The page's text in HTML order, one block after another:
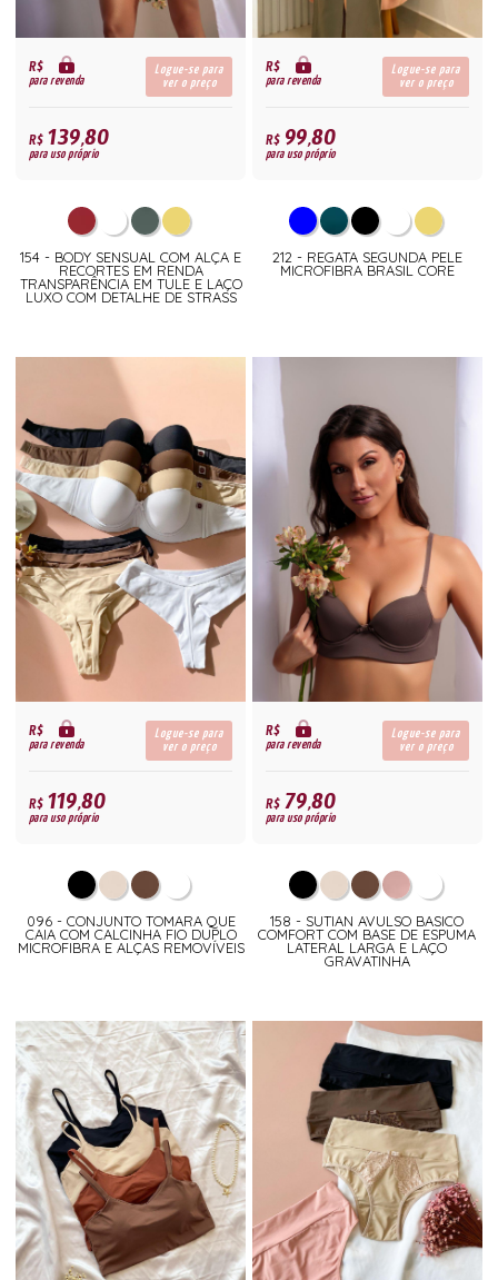
R$
para revenda
Logue-se para
ver o preço
R$139,80
para uso próprio
154 - BODY SENSUAL COM ALÇA E
RECORTES EM RENDA
TRANSPARÊNCIA EM TULE E LAÇO
LUXO COM DETALHE DE STRASS
R$
para revenda
Logue-se para
ver o preço
R$99,80
para uso próprio
212 - REGATA SEGUNDA PELE
MICROFIBRA BRASIL CORE
R$
para revenda
Logue-se para
ver o preço
R$119,80
para uso próprio
096 - CONJUNTO TOMARA QUE
CAIA COM CALCINHA FIO DUPLO
MICROFIBRA E ALÇAS REMOVÍVEIS
R$
para revenda
Logue-se para
ver o preço
R$79,80
para uso próprio
158 - SUTIAN AVULSO BASICO
COMFORT COM BASE DE ESPUMA
LATERAL LARGA E LAÇO
GRAVATINHA